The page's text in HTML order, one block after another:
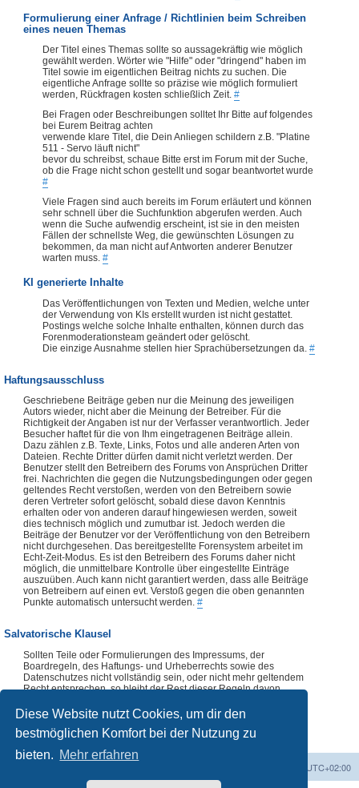
Diese Website nutzt Cookies, um dir den
bestmöglichen Komfort bei der Nutzung zu
bieten. Mehr erfahren
Formulierung einer Anfrage / Richtlinien beim Schreiben
eines neuen Themas
Der Titel eines Themas sollte so aussagekräftig wie möglich
gewählt werden. Wörter wie "Hilfe" oder "dringend" haben im
Titel sowie im eigentlichen Beitrag nichts zu suchen. Die
eigentliche Anfrage sollte so präzise wie möglich formuliert
werden, Rückfragen kosten schließlich Zeit. #
Bei Fragen oder Beschreibungen solltet Ihr Bitte auf folgendes
bei Eurem Beitrag achten
verwende klare Titel, die Dein Anliegen schildern z.B. "Platine
511 - Servo läuft nicht"
bevor du schreibst, schaue Bitte erst im Forum mit der Suche,
ob die Frage nicht schon gestellt und sogar beantwortet wurde
#
Viele Fragen sind auch bereits im Forum erläutert und können
sehr schnell über die Suchfunktion abgerufen werden. Auch
wenn die Suche aufwendig erscheint, ist sie in den meisten
Fällen der schnellste Weg, die gewünschten Lösungen zu
bekommen, da man nicht auf Antworten anderer Benutzer
warten muss. #
KI generierte Inhalte
Das Veröffentlichungen von Texten und Medien, welche unter
der Verwendung von KIs erstellt wurden ist nicht gestattet.
Postings welche solche Inhalte enthalten, können durch das
Forenmoderationsteam geändert oder gelöscht.
Die einzige Ausnahme stellen hier Sprachübersetzungen da. #
Haftungsausschluss
Geschriebene Beiträge geben nur die Meinung des jeweiligen
Autors wieder, nicht aber die Meinung der Betreiber. Für die
Richtigkeit der Angaben ist nur der Verfasser verantwortlich. Jeder
Besucher haftet für die von Ihm eingetragenen Beiträge allein.
Dazu zählen z.B. Texte, Links, Fotos und alle anderen Arten von
Dateien. Rechte Dritter dürfen damit nicht verletzt werden. Der
Benutzer stellt den Betreibern des Forums von Ansprüchen Dritter
frei. Nachrichten die gegen die Nutzungsbedingungen oder gegen
geltendes Recht verstoßen, werden von den Betreibern sowie
deren Vertreter sofort gelöscht, sobald diese davon Kenntnis
erhalten oder von anderen darauf hingewiesen werden, soweit
dies technisch möglich und zumutbar ist. Jedoch werden die
Beiträge der Benutzer vor der Veröffentlichung von den Betreibern
nicht durchgesehen. Das bereitgestellte Forensystem arbeitet im
Echt-Zeit-Modus. Es ist den Betreibern des Forums daher nicht
möglich, die unmittelbare Kontrolle über eingestellte Einträge
auszuüben. Auch kann nicht garantiert werden, dass alle Beiträge
von Betreibern auf einen evt. Verstoß gegen die oben genannten
Punkte automatisch untersucht werden. #
Salvatorische Klausel
Sollten Teile oder Formulierungen des Impressums, der
Boardregeln, des Haftungs- und Urheberrechts sowie des
Datenschutzes nicht vollständig sein, oder nicht mehr geltendem
Recht entsprechen, so bleibt der Rest dieser Regeln davon
auszugsweise, ist ohne vorherige Abklärung mit dem Forenteam
nicht zulässig.#
UTC+02:00